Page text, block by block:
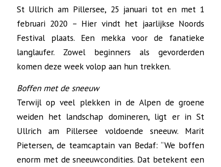
St Ullrich am Pillersee, 25 januari tot en met 1
februari 2020 – Hier vindt het jaarlijkse Noords
Festival plaats. Een mekka voor de fanatieke
langlaufer. Zowel beginners als gevorderden
komen deze week volop aan hun trekken.
Boffen met de sneeuw
Terwijl op veel plekken in de Alpen de groene
weiden het landschap domineren, ligt er in St
Ullrich am Pillersee voldoende sneeuw. Marit
Pietersen, de teamcaptain van Bedaf: “We boffen
enorm met de sneeuwcondities. Dat betekent een